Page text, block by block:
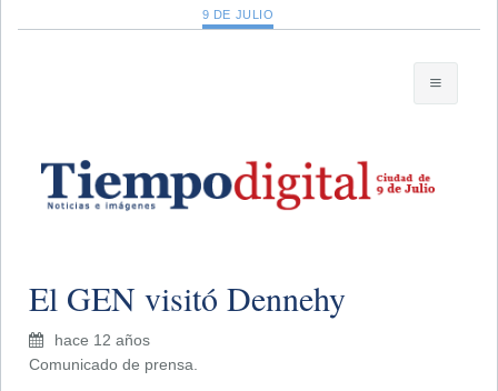
9 DE JULIO
El GEN visitó Dennehy
hace 12 años
Comunicado de prensa.